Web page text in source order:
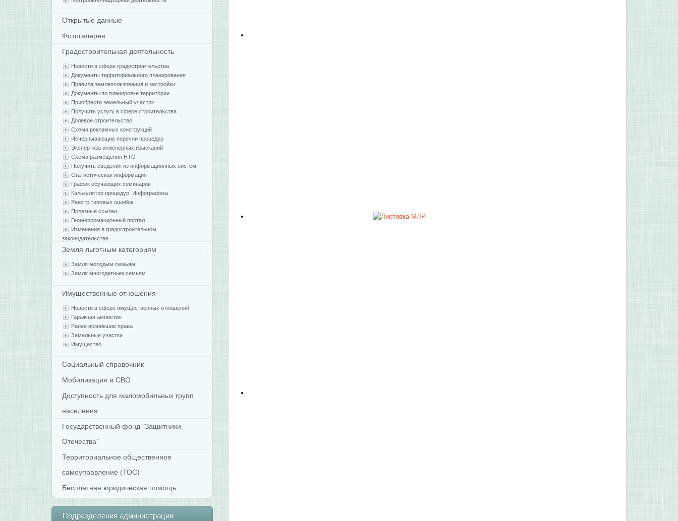
Открытые данные
Фотогалерея
Градостроительная деятельность
Новости в сфере градостроительства
Документы территориального планирования
Правила землепользования и застройки
Документы по планировке территории
Приобрести земельный участок
Получить услугу в сфере строительства
Долевое строительство
Схема рекламных конструкций
Исчерпывающие перечни процедур
Экспертиза инженерных изысканий
Схема размещения НТО
Получить сведения из информационных систем
Статистическая информация
График обучающих семинаров
Калькулятор процедур. Инфографика
Реестр типовых ошибок
Полезные ссылки
Геоинформационный портал
Изменения в градостроительном
законодательстве
Земля льготным категориям
Земля молодым семьям
Земля многодетным семьям
Имущественные отношения
Новости в сфере имущественных отношений
Гаражная амнистия
Ранее возникшие права
Земельные участки
Имущество
Социальный справочник
Мобилизация и СВО
Доступность для маломобильных групп
населения
Государственный фонд "Защитники
Отечества"
Территориальное общественное
самоуправление (ТОС)
Бесплатная юридическая помощь
Подразделения администрации